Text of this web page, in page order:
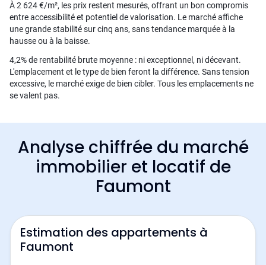
À 2 624 €/m², les prix restent mesurés, offrant un bon compromis
entre accessibilité et potentiel de valorisation. Le marché affiche
une grande stabilité sur cinq ans, sans tendance marquée à la
hausse ou à la baisse.
4,2% de rentabilité brute moyenne : ni exceptionnel, ni décevant.
L'emplacement et le type de bien feront la différence. Sans tension
excessive, le marché exige de bien cibler. Tous les emplacements ne
se valent pas.
Analyse chiffrée du marché
immobilier et locatif de
Faumont
Estimation des appartements à
Faumont